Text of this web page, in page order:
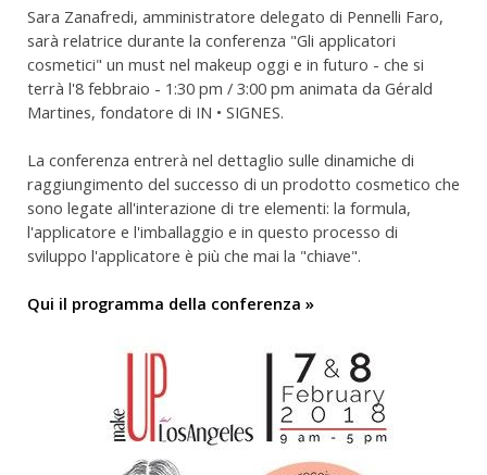
Sara Zanafredi, amministratore delegato di Pennelli Faro,
sarà relatrice durante la conferenza "Gli applicatori
cosmetici" un must nel makeup oggi e in futuro - che si
terrà l'8 febbraio - 1:30 pm / 3:00 pm animata da Gérald
Martines, fondatore di IN • SIGNES.
La conferenza entrerà nel dettaglio sulle dinamiche di
raggiungimento del successo di un prodotto cosmetico che
sono legate all'interazione di tre elementi: la formula,
l'applicatore e l'imballaggio e in questo processo di
sviluppo l'applicatore è più che mai la "chiave".
Qui il programma della conferenza »